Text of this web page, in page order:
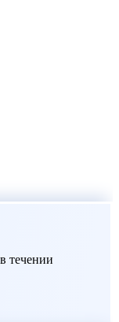
течении